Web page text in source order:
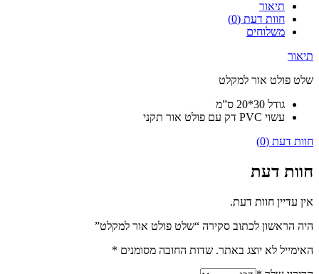
תיאור
חוות דעת (0)
משלוחים
תיאור
שלט פולט אור למקלט
גודל 30*20 ס”מ
עשוי PVC דק עם פולט אור תקני
חוות דעת (0)
חוות דעת
אין עדיין חוות דעת.
היה הראשון לכתוב סקירה “שלט פולט אור למקלט”
האימייל לא יוצג באתר. שדות החובה מסומנים *